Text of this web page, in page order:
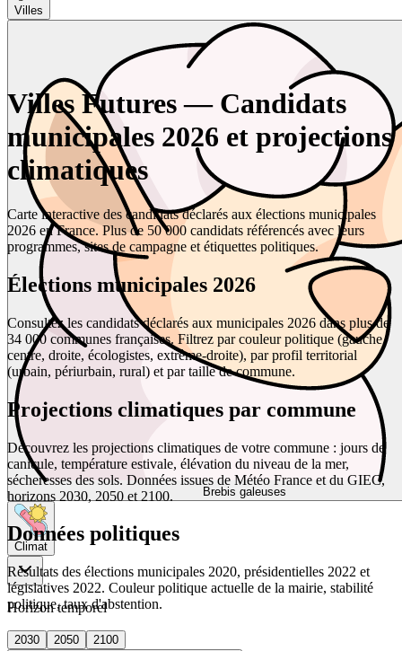
Villes
Brebis galeuses
Climat
Horizon temporel
2030 2050
2100
Villes Futures — Candidats
municipales 2026 et projections
climatiques
Carte interactive des candidats déclarés aux élections municipales
2026 en France. Plus de 50 000 candidats référencés avec leurs
programmes, sites de campagne et étiquettes politiques.
Élections municipales 2026
Consultez les candidats déclarés aux municipales 2026 dans plus de
34 000 communes françaises. Filtrez par couleur politique (gauche,
centre, droite, écologistes, extrême-droite), par profil territorial
(urbain, périurbain, rural) et par taille de commune.
Projections climatiques par commune
Découvrez les projections climatiques de votre commune : jours de
canicule, température estivale, élévation du niveau de la mer,
sécheresses des sols. Données issues de Météo France et du GIEC,
horizons 2030, 2050 et 2100.
Données politiques
Résultats des élections municipales 2020, présidentielles 2022 et
législatives 2022. Couleur politique actuelle de la mairie, stabilité
politique, taux d'abstention.